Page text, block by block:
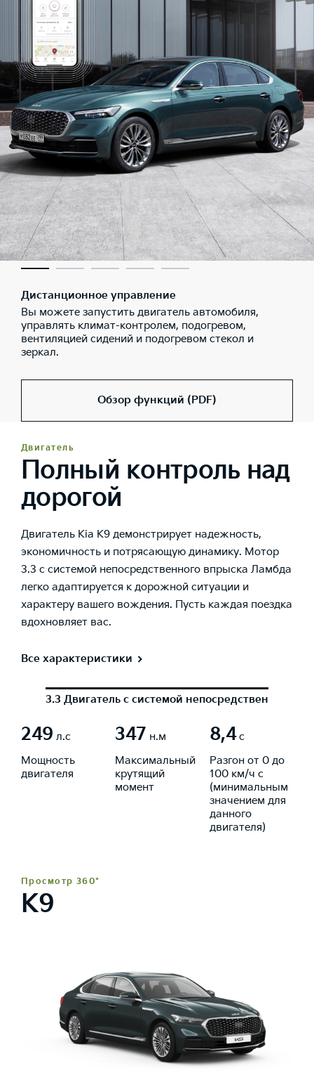
Дистанционное управление
Вы можете запустить двигатель автомобиля,
управлять климат-контролем, подогревом,
вентиляцией сидений и подогревом стекол и
зеркал.
Обзор функций (PDF)
Двигатель
Полный контроль над
дорогой
Двигатель Kia K9 демонстрирует надежность,
экономичность и потрясающую динамику. Мотор
3.3 с системой непосредственного впрыска Ламбда
легко адаптируется к дорожной ситуации и
характеру вашего вождения. Пусть каждая поездка
вдохновляет вас.
Все характеристики
3.3 Двигатель с системой непосредственного
249 л.с
Мощность
двигателя
347 н.м
Максимальный
крутящий
момент
8,4с
Разгон от 0 до
100 км/ч с
(минимальным
значением для
данного
двигателя)
Просмотр 360°
K9